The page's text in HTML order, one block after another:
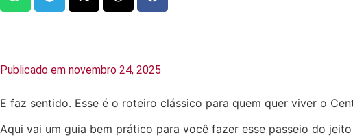
Publicado em novembro 24, 2025
E faz sentido. Esse é o roteiro clássico para quem quer viver o
Aqui vai um guia bem prático para você fazer esse passeio do